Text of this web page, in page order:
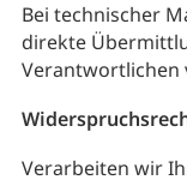
Bei technischer
direkte
Verantwortlichen
Verarbeiten wir